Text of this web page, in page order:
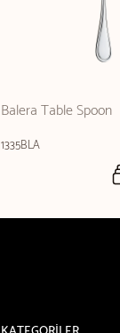
Balera Table Spoon
1335BLA